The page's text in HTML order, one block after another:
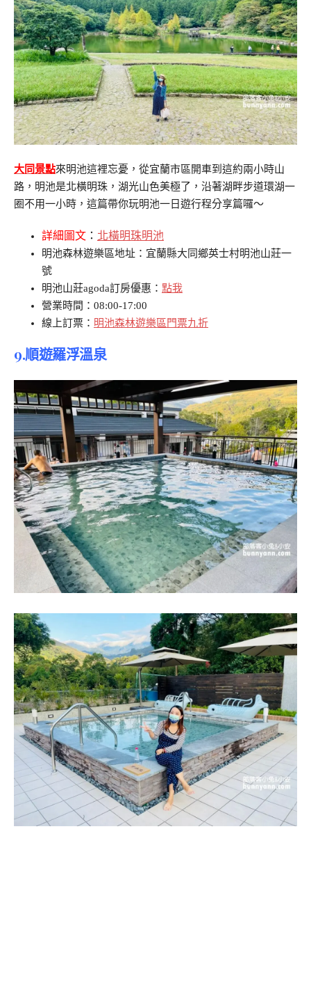
大同景點來明池這裡忘憂，從宜蘭市區開車到這約兩小時山
路，明池是北橫明珠，湖光山色美極了，沿著湖畔步道環湖一
圈不用一小時，這篇帶你玩明池一日遊行程分享篇囉～
詳細圖文 ： 北橫明珠明池
明池森林遊樂區地址：宜蘭縣大同鄉英士村明池山莊一
號
明池山莊agoda訂房優惠： 點我
營業時間：08:00-17:00
線上訂票： 明池森林遊樂區門票九折
9.順遊羅浮溫泉